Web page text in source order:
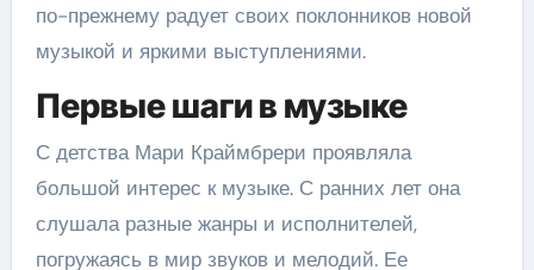
по-прежнему радует своих поклонников новой
музыкой и яркими выступлениями.
Первые шаги в музыке
С детства Мари Краймбрери проявляла
большой интерес к музыке. С ранних лет она
слушала разные жанры и исполнителей,
погружаясь в мир звуков и мелодий. Ее